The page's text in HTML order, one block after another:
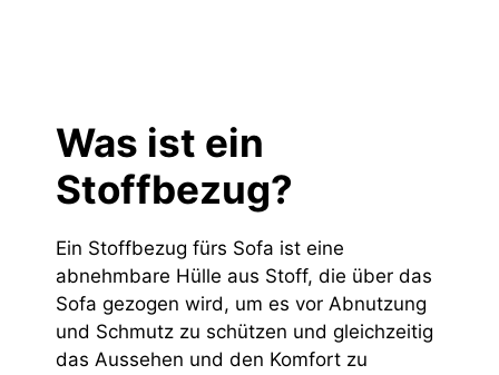
Was ist ein
Stoffbezug?
Ein Stoffbezug fürs Sofa ist eine
abnehmbare Hülle aus Stoff, die über das
Sofa gezogen wird, um es vor Abnutzung
und Schmutz zu schützen und gleichzeitig
das Aussehen und den Komfort zu